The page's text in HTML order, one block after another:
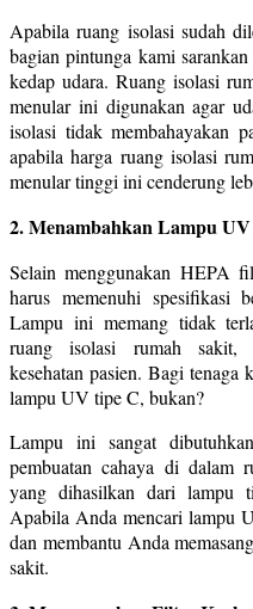
Apabila ruang isolasi sudah
bagian pintunga kami
kedap udara. Ruang isolasi
menular ini digunakan agar
isolasi tidak membahayakan
apabila harga ruang isolasi
menular tinggi ini cenderung
2. Menambahkan Lampu
Selain menggunakan HEPA
harus memenuhi
Lampu ini memang tidak
ruang isolasi rumah sakit,
kesehatan pasien. Bagi tenaga
lampu UV tipe C, bukan?
Lampu ini sangat
pembuatan cahaya di dalam
yang dihasilkan dari lampu
Apabila Anda mencari lampu
dan membantu Anda
sakit.